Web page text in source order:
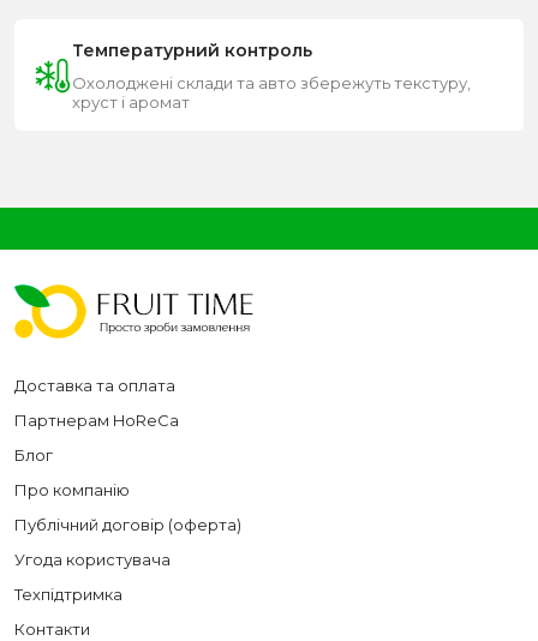
Температурний контроль
Охолоджені склади та авто збережуть текстуру,
хруст і аромат
Доставка та оплата
Партнерам HoReCa
Блог
Про компанію
Публічний договір (оферта)
Угода користувача
Техпідтримка
Контакти